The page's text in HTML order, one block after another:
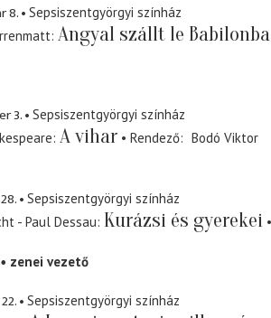
8.
Sepsiszentgyörgyi színház
Angyal szállt le Babilonba
3.
Sepsiszentgyörgyi színház
A vihar Rendező
Bodó Viktor
Sepsiszentgyörgyi színház
- Paul Dessau Kurázsi és gyerekei
zenei vezető
Sepsiszentgyörgyi színház